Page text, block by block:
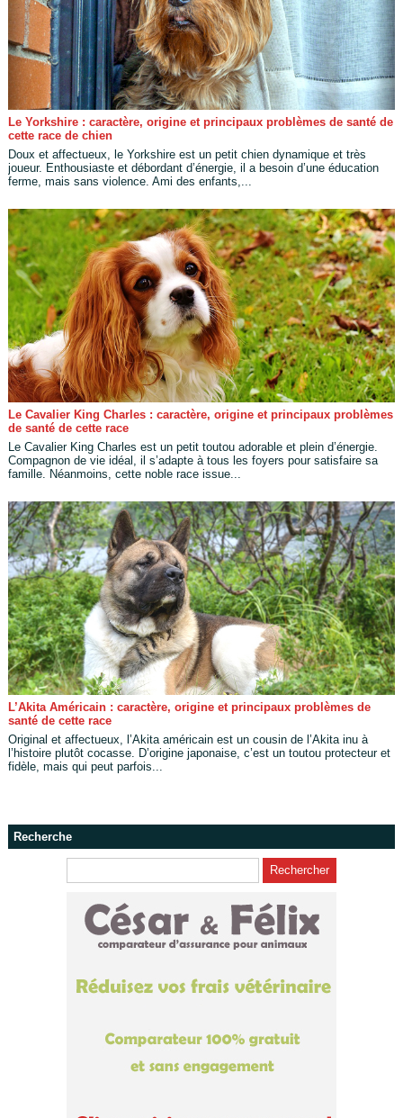
Le Yorkshire : caractère, origine et principaux problèmes de santé de
cette race de chien
Doux et affectueux, le Yorkshire est un petit chien dynamique et très
joueur. Enthousiaste et débordant d’énergie, il a besoin d’une éducation
ferme, mais sans violence. Ami des enfants,...
Le Cavalier King Charles : caractère, origine et principaux problèmes
de santé de cette race
Le Cavalier King Charles est un petit toutou adorable et plein d’énergie.
Compagnon de vie idéal, il s’adapte à tous les foyers pour satisfaire sa
famille. Néanmoins, cette noble race issue...
L’Akita Américain : caractère, origine et principaux problèmes de
santé de cette race
Original et affectueux, l’Akita américain est un cousin de l’Akita inu à
l’histoire plutôt cocasse. D’origine japonaise, c’est un toutou protecteur et
fidèle, mais qui peut parfois...
Recherche